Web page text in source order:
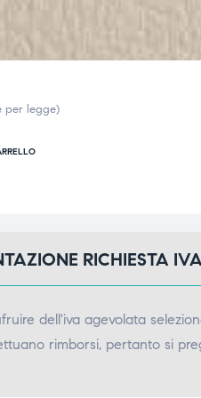
per legge)
RICHIESTA
dell'iva agevolata
rimborsi, pertanto si